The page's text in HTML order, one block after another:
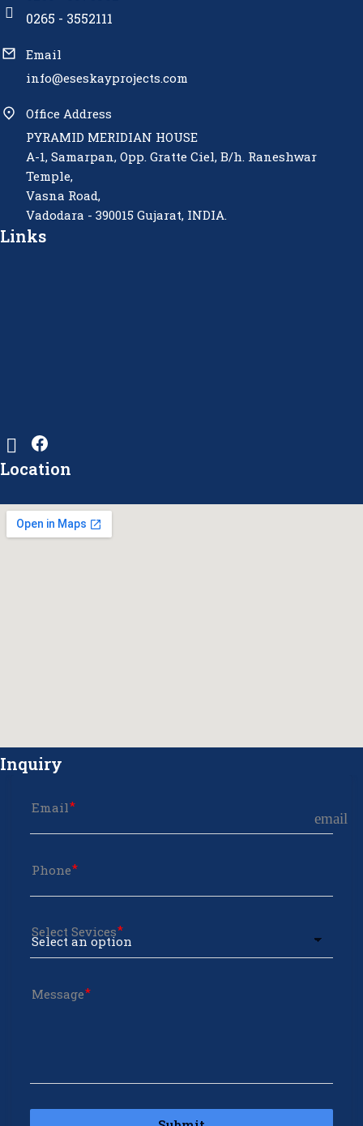
0265 - 3552111
Email
info@eseskayprojects.com
Office Address
PYRAMID MERIDIAN HOUSE
A-1, Samarpan, Opp. Gratte Ciel, B/h. Raneshwar
Temple,
Vasna Road,
Vadodara - 390015 Gujarat, INDIA.
Links
Location
Inquiry
Email
email
Phone
Select Sevices
Message